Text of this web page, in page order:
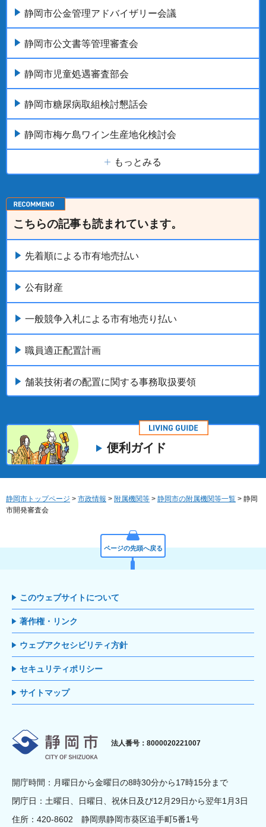
静岡市公金管理アドバイザリー会議
静岡市公文書等管理審査会
静岡市児童処遇審査部会
静岡市糖尿病取組検討懇話会
静岡市梅ケ島ワイン生産地化検討会
もっとみる
こちらの記事も読まれています。
先着順による市有地売払い
公有財産
一般競争入札による市有地売り払い
職員適正配置計画
舗装技術者の配置に関する事務取扱要領
便利ガイド
静岡市トップページ > 市政情報 > 附属機関等 > 静岡市の附属機関等一覧 > 静岡
市開発審査会
ページの先頭へ戻る
このウェブサイトについて
著作権・リンク
ウェブアクセシビリティ方針
セキュリティポリシー
サイトマップ
静岡市
法人番号：8000020221007
開庁時間：月曜日から金曜日の8時30分から17時15分まで
閉庁日：土曜日、日曜日、祝休日及び12月29日から翌年1月3日
住所：420-8602 静岡県静岡市葵区追手町5番1号